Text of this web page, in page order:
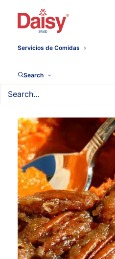
Servicios de Comidas
Search